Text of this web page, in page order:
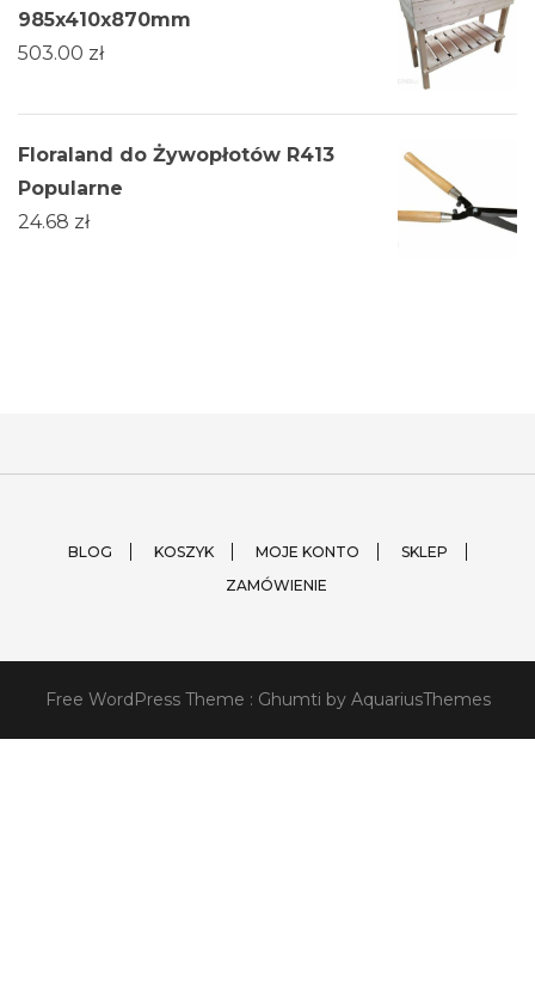
985x410x870mm
503.00 zł
Floraland do Żywopłotów R413
Popularne
24.68 zł
BLOG KOSZYK MOJE KONTO
SKLEP
ZAMÓWIENIE
Free WordPress Theme : Ghumti by AquariusThemes